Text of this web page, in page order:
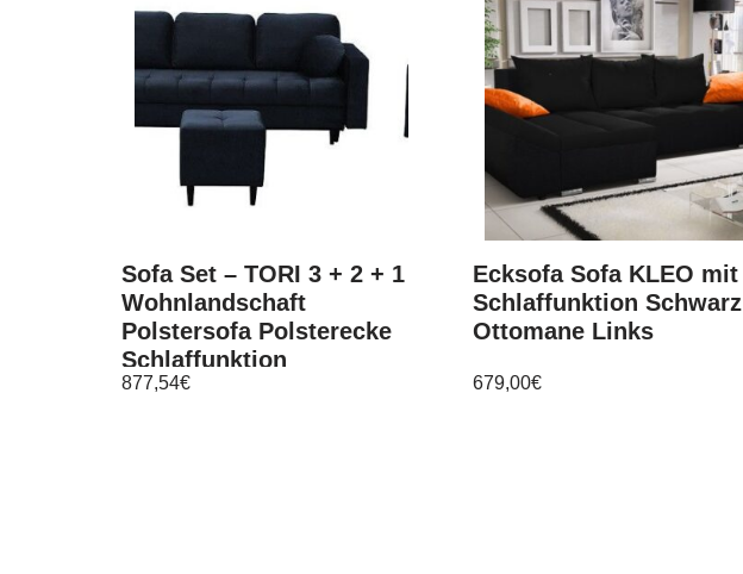
Sofa Set – TORI 3 + 2 + 1
Wohnlandschaft
Polstersofa Polsterecke
Schlaffunktion
877,54€
Ecksofa Sofa KLEO mit
Schlaffunktion Schwarz
Ottomane Links
679,00€